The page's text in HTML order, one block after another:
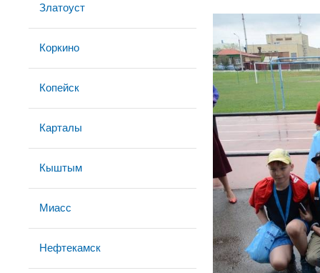
Златоуст
Коркино
Копейск
Карталы
Кыштым
Миасс
Нефтекамск